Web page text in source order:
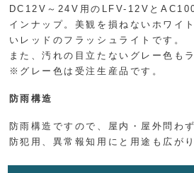
DC12V～24V用のLFV-12Vと
インナップ。美観を損ねないホワイ
いレッドのフラッシュライトです。
また、汚れの目立たないグレー色も
※グレー色は受注生産品です。
防雨構造
防雨構造ですので、屋内・屋外問わ
防犯用、異常報知用にと用途も広が